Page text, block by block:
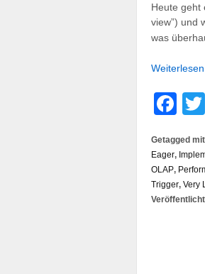
Heute geht
view”) und
was
Weiterlesen
Getagged
Eager,
OLAP,
Trigger, Very